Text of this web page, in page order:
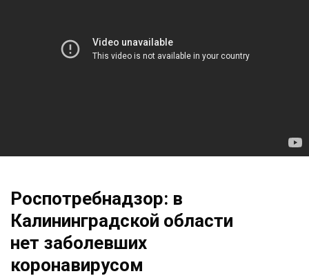
Роспотребнадзор: в
Калининградской области
нет заболевших
коронавирусом